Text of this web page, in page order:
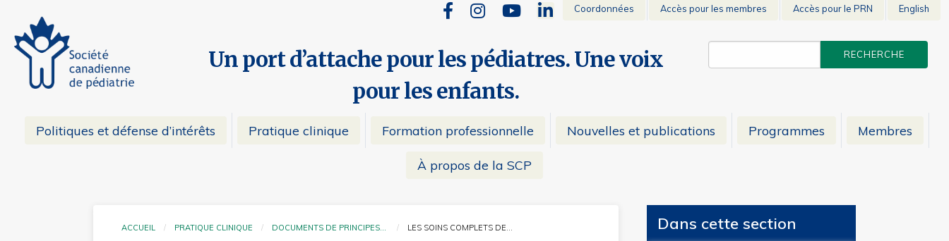
Coordonnées Accès pour les membres Accès pour le PRN English
Un port d’attache pour les pédiatres. Une voix
pour les enfants.
Politiques et défense d’intérêts Pratique clinique Formation professionnelle Nouvelles et publications Programmes Membres
À propos de la SCP
ACCUEIL PRATIQUE CLINIQUE DOCUMENTS DE PRINCIPES… CURRENT:
LES SOINS COMPLETS DE… Dans cette section